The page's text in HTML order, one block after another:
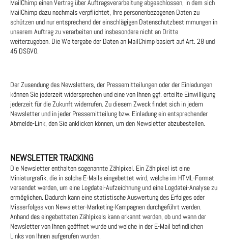
MailChimp einen Vertrag über Auftragsverarbeitung abgeschlossen, in dem sich
MailChimp dazu nochmals verpflichtet, Ihre personenbezogenen Daten zu
schützen und nur entsprechend der einschlägigen Datenschutzbestimmungen in
unserem Auftrag zu verarbeiten und insbesondere nicht an Dritte
weiterzugeben. Die Weitergabe der Daten an MailChimp basiert auf Art. 28 und
45 DSGVO.
Der Zusendung des Newsletters, der Pressemitteilungen oder der Einladungen
können Sie jederzeit widersprechen und eine von Ihnen ggf. erteilte Einwilligung
jederzeit für die Zukunft widerrufen. Zu diesem Zweck findet sich in jedem
Newsletter und in jeder Pressemitteilung bzw. Einladung ein entsprechender
Abmelde-Link, den Sie anklicken können, um den Newsletter abzubestellen.
NEWSLETTER TRACKING
Die Newsletter enthalten sogenannte Zählpixel. Ein Zählpixel ist eine
Miniaturgrafik, die in solche E-Mails eingebettet wird, welche im HTML-Format
versendet werden, um eine Logdatei-Aufzeichnung und eine Logdatei-Analyse zu
ermöglichen. Dadurch kann eine statistische Auswertung des Erfolges oder
Misserfolges von Newsletter-Marketing-Kampagnen durchgeführt werden.
Anhand des eingebetteten Zählpixels kann erkannt werden, ob und wann der
Newsletter von Ihnen geöffnet wurde und welche in der E-Mail befindlichen
Links von Ihnen aufgerufen wurden.